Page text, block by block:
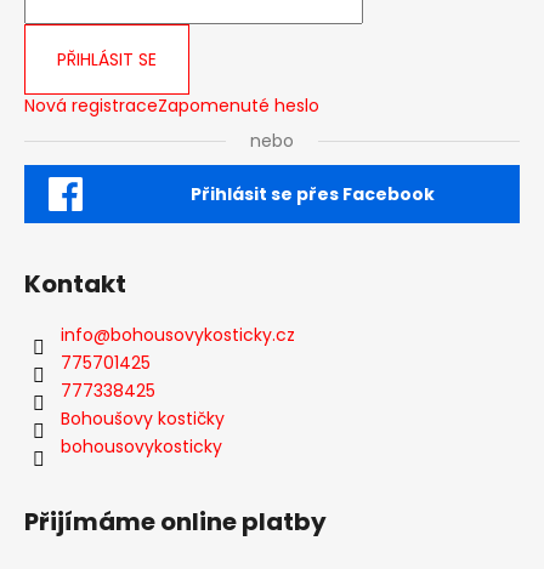
PŘIHLÁSIT SE
Nová registraceZapomenuté heslo
nebo
Přihlásit se přes Facebook
Kontakt
info@bohousovykosticky.cz
775701425
777338425
Bohoušovy kostičky
bohousovykosticky
Přijímáme online platby